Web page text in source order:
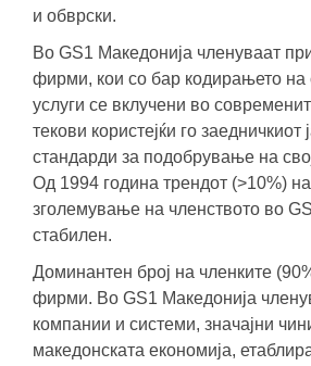
и обврски.
Во GS1 Македонија членуваат
фирми, кои со бар кодирањето на
услуги се вклучени во
текови користејќи го заедничкиот
стандарди за подобрување на
Од 1994 година трендот (>10%)
зголемување на членството во
стабилен.
Доминантен број на членките
фирми. Во GS1 Македонија
компании и системи, значајни
македонската економија,